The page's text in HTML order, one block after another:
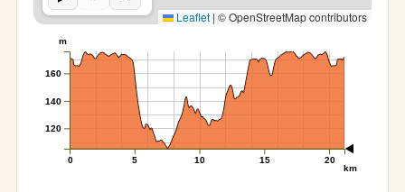
Leaflet | © OpenStreetMap contributors
0 5 10 15 20
km
120
140
160
m